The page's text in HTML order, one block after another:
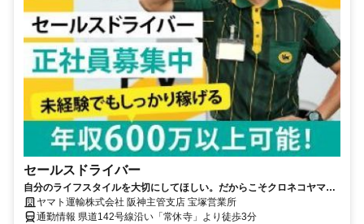
セールスドライバー
自分のライフスタイルを大切にしてほしい。だからこそクロネコヤマト
は収入も休日も充実
ヤマト運輸株式会社 阪神主管支店 宝塚営業所
通勤情報 県道142号線沿い「常休寺」より徒歩3分